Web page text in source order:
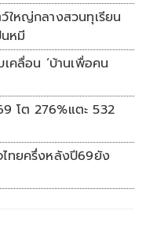
ใหญ่กลางสวนทุเรียน
หมี
เคลื่อน ‘บ้านเพื่อคน
โต 276%แตะ 532
ไทยครึ่งหลังปี69ยัง